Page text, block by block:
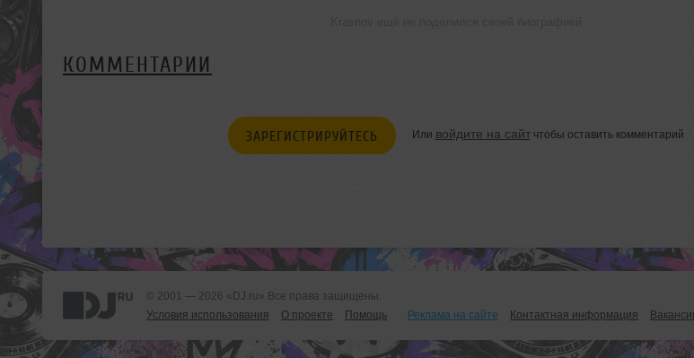
КОММЕНТАРИИ
ЗАРЕГИСТРИРУЙТЕСЬ Или войдите на сайтчтобы оставить комментарий
© 2001 — 2026 «DJ.ru» Все права защищены.
Условия использования
О проекте Помощь Реклама на сайте Контактная информация